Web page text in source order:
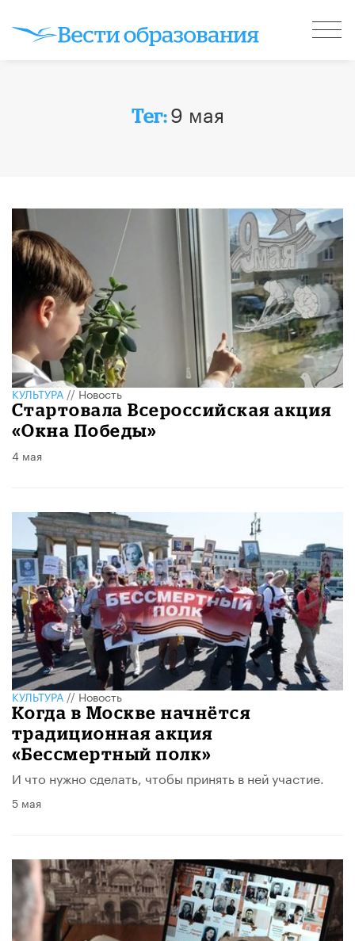
Тег:9 мая
КУЛЬТУРА//Новость
Стартовала Всероссийская акция
«Окна Победы»
4 мая
КУЛЬТУРА//Новость
Когда в Москве начнётся
традиционная акция
«Бессмертный полк»
И что нужно сделать, чтобы принять в ней участие.
5 мая